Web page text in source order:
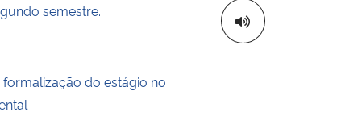
semestre.
do estágio no